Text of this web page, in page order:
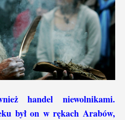
handel niewolnikami.
był on w rękach Arabów,